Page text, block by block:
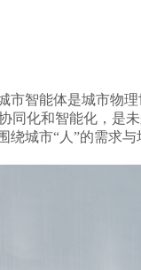
市智能体是城市物
同化和智能化，是
绕城市“人”的需求